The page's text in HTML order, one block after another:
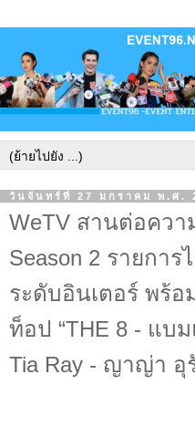
วันจันทร์ที่ 27 มกราคม พ.ศ.
WeTV สานต่อควา
Season 2 รายการ
ระดับอินเตอร์ พร้
ท็อป “THE 8 - แบ
Tia Ray - ญาญ่า อุ